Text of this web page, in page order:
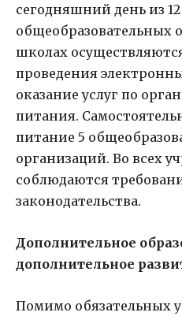
сегодняшний день из 12
общеобразовательных
школах
проведения
оказание услуг по
питания.
питание 5
организаций. Во всех
соблюдаются
законодательства.
Дополнительное
дополнительное
Помимо обязательных